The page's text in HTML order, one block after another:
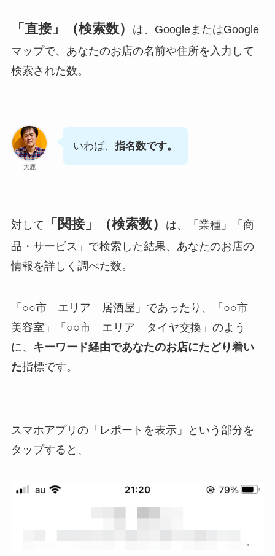
「直接」（検索数）
は、GoogleまたはGoogle
マップで、あなたのお店の名前や住所を入力して
検索された数。
大鹿
いわば、 指名数です。
対して 「関接」（検索数）
は、「業種」「商
品・サービス」で検索した結果、あなたのお店の
情報を詳しく調べた数。
「○○市 エリア 居酒屋」であったり、「○○市
美容室」「○○市 エリア タイヤ交換」のよう
に、 キーワード経由であなたのお店にたどり着い
た指標です。
スマホアプリの「レポートを表示」という部分を
タップすると、